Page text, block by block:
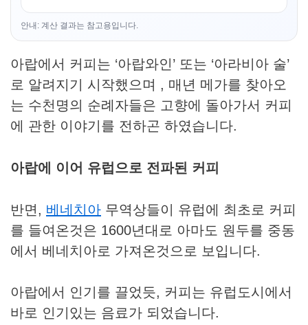
안내: 계산 결과는 참고용입니다.
아랍에서 커피는 ‘아랍와인’ 또는 ‘아라비아 술’
로 알려지기 시작했으며 , 매년 메가를 찾아오
는 수천명의 순례자들은 고향에 돌아가서 커피
에 관한 이야기를 전하곤 하였습니다.
아랍에 이어 유럽으로 전파된 커피
반면, 베네치아 무역상들이 유럽에 최초로 커피
를 들여온것은 1600년대로 아마도 원두를 중동
에서 베네치아로 가져온것으로 보입니다.
아랍에서 인기를 끌었듯, 커피는 유럽도시에서
바로 인기있는 음료가 되었습니다.